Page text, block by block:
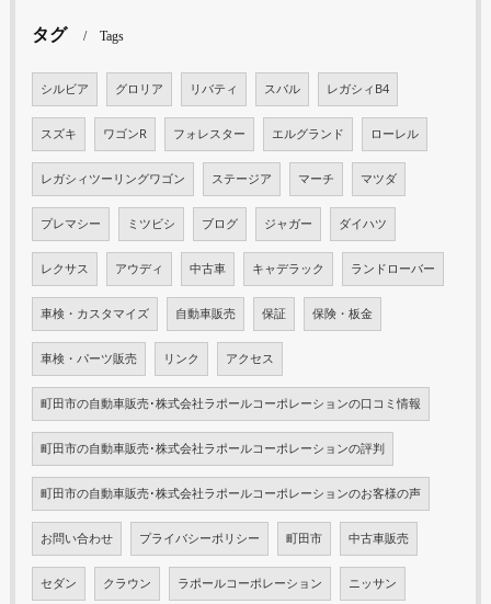
タグ Tags
シルビア グロリア リバティ スバル レガシィB4
スズキ ワゴンR フォレスター エルグランド ローレル
レガシィツーリングワゴン ステージア マーチ マツダ
プレマシー ミツビシ ブログ ジャガー ダイハツ
レクサス アウディ 中古車 キャデラック ランドローバー
車検・カスタマイズ 自動車販売 保証 保険・板金
車検・パーツ販売 リンク アクセス
町田市の自動車販売･株式会社ラポールコーポレーションの口コミ情報
町田市の自動車販売･株式会社ラポールコーポレーションの評判
町田市の自動車販売･株式会社ラポールコーポレーションのお客様の声
お問い合わせ プライバシーポリシー 町田市 中古車販売
セダン クラウン ラポールコーポレーション ニッサン